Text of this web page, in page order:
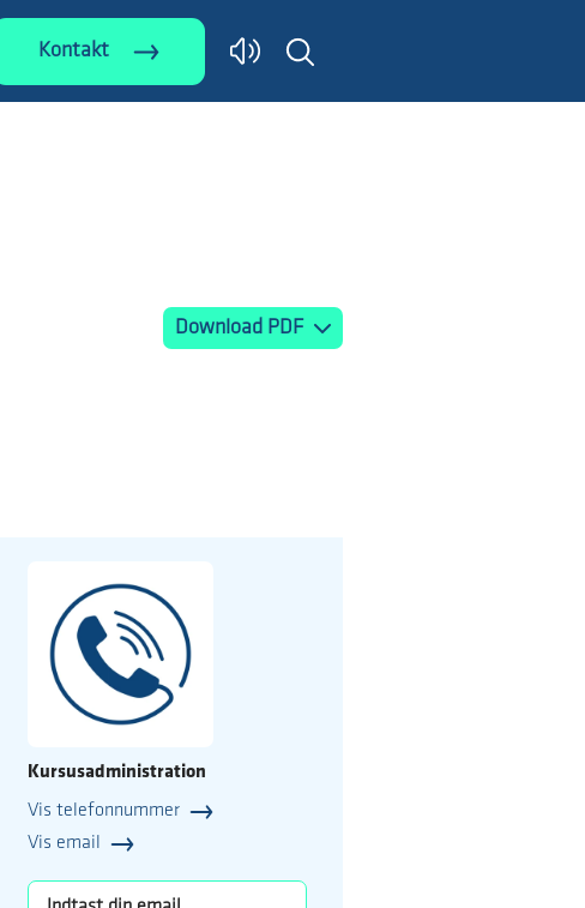
Kontakt
Download PDF
Kursusadministration
Vis telefonnummer
Vis email